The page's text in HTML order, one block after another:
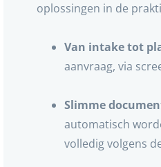
oplossingen in de
Van intake tot
aanvraag, via
Slimme
automatisch
volledig volgens